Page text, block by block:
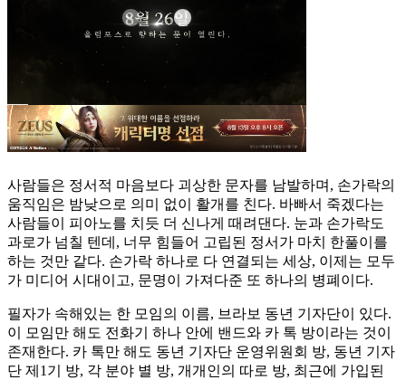
사람들은 정서적 마음보다 괴상한 문자를 남발하며, 손가락의
움직임은 밤낮으로 의미 없이 활개를 친다. 바빠서 죽겠다는
사람들이 피아노를 치듯 더 신나게 때려댄다. 눈과 손가락도
과로가 넘칠 텐데, 너무 힘들어 고립된 정서가 마치 한풀이를
하는 것만 같다. 손가락 하나로 다 연결되는 세상, 이제는 모두
가 미디어 시대이고, 문명이 가져다준 또 하나의 병폐이다.
필자가 속해있는 한 모임의 이름, 브라보 동년 기자단이 있다.
이 모임만 해도 전화기 하나 안에 밴드와 카 톡 방이라는 것이
존재한다. 카 톡만 해도 동년 기자단 운영위원회 방, 동년 기자
단 제1기 방, 각 분야 별 방, 개개인의 따로 방, 최근에 가입된